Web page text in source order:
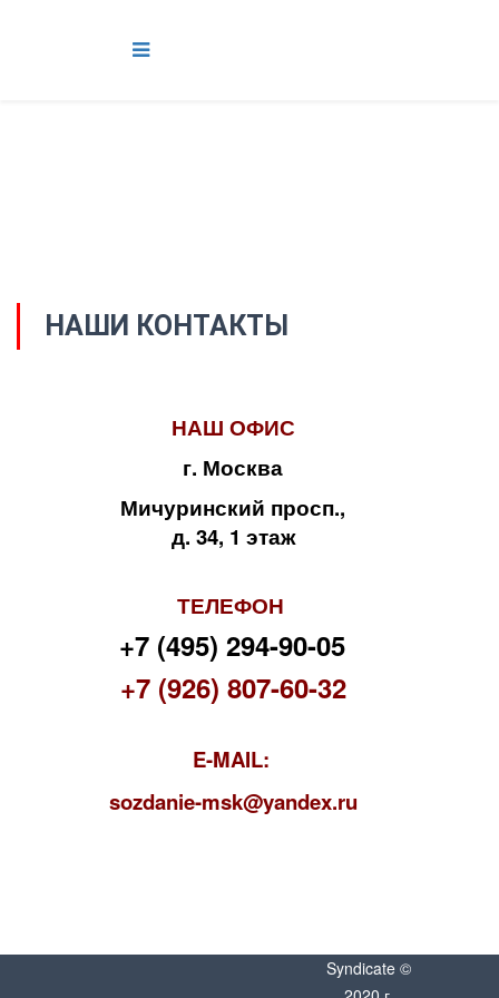
НАШИ КОНТАКТЫ
НАШ ОФИС
г. Москва
Мичуринский просп.,
д. 34, 1 этаж
ТЕЛЕФОН
+7 (495) 294-90-05
+7 (926) 807-60-32
E-MAIL:
sozdanie-msk@yandex.ru
Syndicate ©